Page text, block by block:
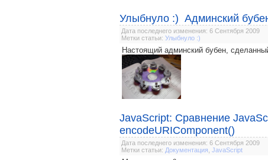
Улыбнуло :) Админский
Дата последнего изменения: 6 Сентября 2009
Метки статьи: Улыбнуло :)
Настоящий админский бубен,
JavaScript: Сравнение
encodeURIComponent()
Дата последнего изменения: 6 Сентября 2009
Метки статьи: Документация JavaScript